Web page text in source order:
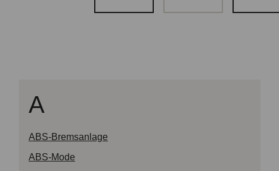
A
ABS-Bremsanlage
ABS-Mode